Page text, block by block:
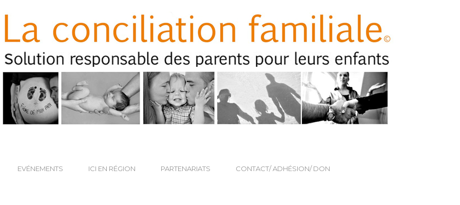
EVÉNEMENTS ICI EN RÉGION PARTENARIATS CONTACT/ ADHÉSION/ DON